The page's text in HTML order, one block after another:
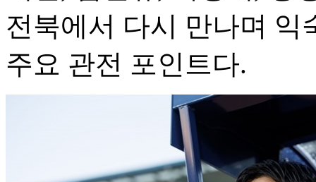
전북에서 다시 만나며 익
주요 관전 포인트다.